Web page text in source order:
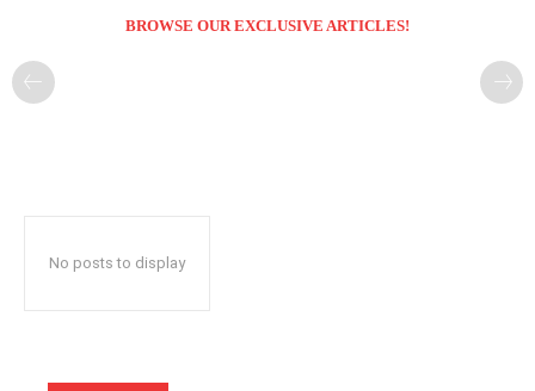
BROWSE OUR EXCLUSIVE ARTICLES!
No posts to display